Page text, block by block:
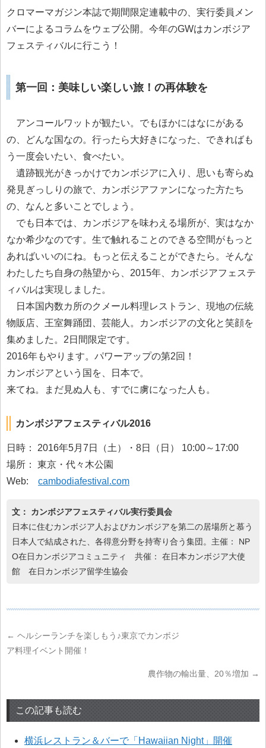
クロマーマガジン本誌で期間限定連載中の、実行委員メン
バーによるコラムをウェブ公開。今年のGWはカンボジア
フェスティバルに行こう！
第一回：美味しい楽しい旅！の再体験を
アンコールワットが観たい。でもほかにはなにがある
の、どんな国なの。行ったら大好きになった、できればも
う一度会いたい、食べたい。
遺跡観光がきっかけでカンボジアに入り、思いも寄らぬ
発見ぎっしりの旅で、カンボジアファンになった方たち
の、なんと多いことでしょう。
でも日本では、カンボジアを味わえる場所が、実はなか
なか希少なのです。生で触れることのできる空間がもっと
あればいいのにね。もっと伝えることができたら。そんな
わたしたち自身の熱望から、2015年、カンボジアフェステ
ィバルは実現しました。
日本国内数カ所のクメール料理レストラン、現地の伝統
物販店、王室舞踊団、芸能人。カンボジアの文化と笑顔を
集めました。2日間限定です。
2016年もやります。パワーアップの第2回！
カンボジアという国を、日本で。
来てね。まだ見ぬ人も、すでに虜になった人も。
カンボジアフェスティバル2016
日時： 2016年5月7日（土）・8日（日） 10:00～17:00
場所： 東京・代々木公園
Web: cambodiafestival.com
文： カンボジアフェスティバル実行委員会
日本に住むカンボジア人およびカンボジアを第二の居場所と慕う
日本人で結成された、各得意分野を持寄り合う集団。主催： NP
O在日カンボジアコミュニティ 共催： 在日本カンボジア大使
館 在日カンボジア留学生協会
← ヘルシーランチを楽しもう♪東京でカンボジ
ア料理イベント開催！
農作物の輸出量、20％増加 →
この記事も読む
横浜レストラン＆バーで「Hawaiian Night」開催